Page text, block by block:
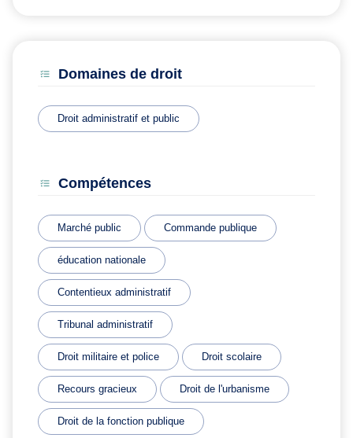
Domaines de droit
Droit administratif et public
Compétences
Marché public Commande publique
éducation nationale
Contentieux administratif
Tribunal administratif
Droit militaire et police Droit scolaire
Recours gracieux Droit de l'urbanisme
Droit de la fonction publique